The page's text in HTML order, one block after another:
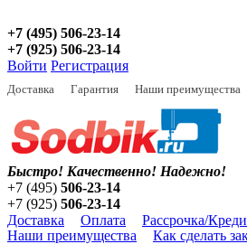
+7 (495) 506-23-14
+7 (925) 506-23-14
Войти Регистрация
Доставка Гарантия Наши преимущества
Быстро! Качественно! Надежно!
+7 (495) 506-23-14
+7 (925) 506-23-14
Доставка
Оплата Рассрочка/
Наши преимущества
Как сделать